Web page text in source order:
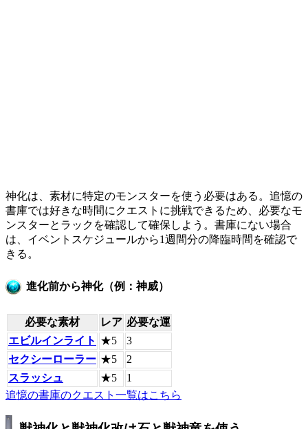
神化は、素材に特定のモンスターを使う必要はある。追憶の
書庫では好きな時間にクエストに挑戦できるため、必要なモ
ンスターとラックを確認して確保しよう。書庫にない場合
は、イベントスケジュールから1週間分の降臨時間を確認で
きる。
進化前から神化（例：神威）
必要な素材 レア 必要な運
エビルインライト ★5
3
セクシーローラー ★5
2
スラッシュ
★5
1
追憶の書庫のクエスト一覧はこちら